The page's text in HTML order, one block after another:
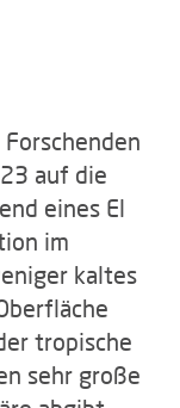
auf die
eines El
im
kaltes
tropische
sehr große